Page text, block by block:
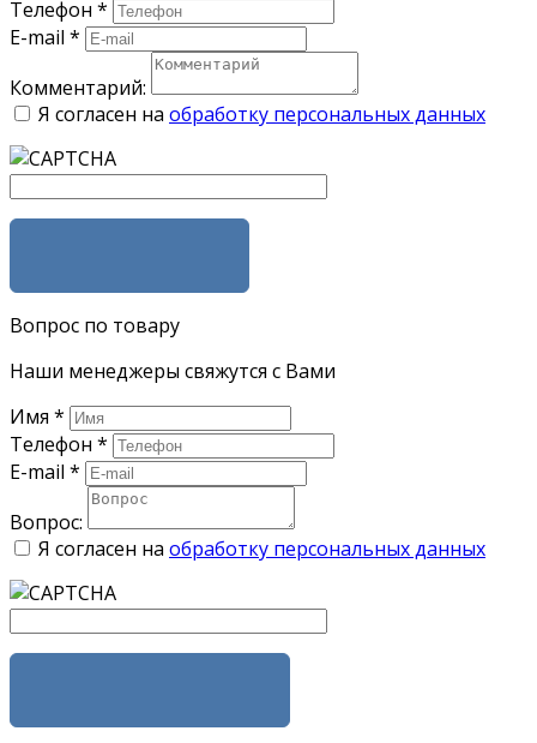
Телефон *
E-mail *
Комментарий:
Я согласен на обработку персональных данных
Вопрос по товару
Наши менеджеры свяжутся с Вами
Имя *
Телефон *
E-mail *
Вопрос:
Я согласен на обработку персональных данных